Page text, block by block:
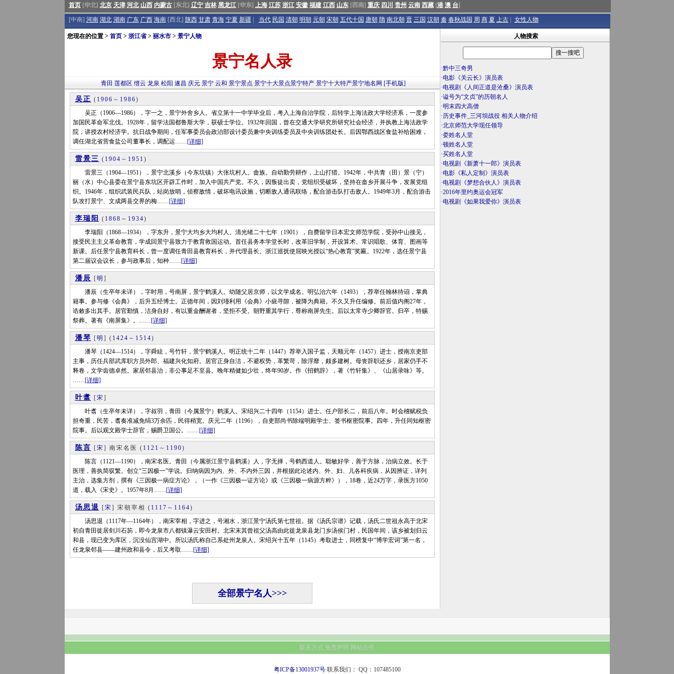
首页[华北] 北京 天津 河北 山西 内蒙古[东北] 辽宁 吉林 黑龙江[华东] 上海 江苏 浙江 安徽 福建 江西 山东[西南] 重庆 四川 贵州 云南 西藏[港 澳 台]
[中南] 河南 湖北 湖南 广东 广西 海南[西北] 陕西 甘肃 青海 宁夏 新疆 当代 民国 清朝 明朝 元朝 宋朝 五代十国 唐朝 隋 南北朝 晋 三国 汉朝 秦 春秋战国 周 商 夏 上古 女性人物
您现在的位置 > 首页> 浙江省> 丽水市> 景宁人物
景宁名人录
青田 莲都区 缙云 龙泉 松阳 遂昌 庆元 景宁 云和 景宁景点 景宁十大景点景宁特产 景宁十大特产景宁地名网 [手机版]
吴正 ( 1906 ～ 1986)
吴正（1906—1986），字一之，景宁外舍乡人。省立第十一中学毕业后，考入上海自治学院，后转学上海法政大学经济系，一度参
加国民革命军北伐。1928年，留学法国都鲁斯大学，获硕士学位。1932年回国，曾在交通大学研究所研究社会经济，并执教上海法政学
院，讲授农村经济学。抗日战争期间，任军事委员会政治部设计委员兼中央训练委员及中央训练团处长。后因鄂西战区食盐补给困难，
调任湖北省营食盐公司董事长，调配运……[详细]
雷景三 ( 1904 ～ 1951 )
雷景三（1904—1951），景宁北溪乡（今东坑镇）大张坑村人。畲族。自幼勤劳耕作，上山打猎。1942年，中共青（田）景（宁）
丽（水）中心县委在景宁县东坑区开辟工作时，加入中国共产党。不久，因叛徒出卖，党组织受破坏，坚持在畲乡开展斗争，发展党组
织。1946年，组织武装民兵队，站岗放哨，侦察敌情，破坏电讯设施，切断敌人通讯联络，配合游击队打击敌人。1949年3月，配合游击
队攻打景宁、文成两县交界的梅……[详细]
李瑞阳 ( 1868 ～ 1934)
李瑞阳（1868—1934），字东升，景宁大均乡大均村人。清光绪二十七年（1901），自费留学日本宏文师范学院，受孙中山接见，
接受民主主义革命教育，学成回景宁县致力于教育救国运动。首任县务本学堂长时，改革旧学制，开设算术、常识唱歌、体育、图画等
新课。后任景宁县教育科长，曾一度调任青田县教育科长，并代理县长。浙江巡抚使屈映光授以“热心教育”奖匾。1922年，选任景宁县
第二届议会议长，参与政事后，知种……[详细]
潘辰 [明 ]
潘辰（生卒年未详），字时用，号南屏，景宁鹤溪人。幼随父居京师，以文学成名。明弘治六年（1493），荐举任翰林待诏，掌典
籍事。参与修《会典》，后升五经博士。正德年间，因刘瑾利用《会典》小疵寻隙，被降为典籍。不久又升任编修。前后值内阁27年，
诰敕多出其手。居官勤慎，洁身自好，有以重金酬谢者，坚拒不受。朝野重其学行，尊称南屏先生。后以太常寺少卿辞官。归卒，特赐
祭葬。著有《南屏集》。……[详细]
潘琴 [明 ] ( 1424 ～ 1514)
潘琴（1424—1514），字舜絃，号竹轩，景宁鹤溪人。明正统十二年（1447）荐举入国子监，天顺元年（1457）进士，授南京吏部
主事，历任兵部武库职方员外郎、福建兴化知府。居官正身自洁，不避权势，革繁苛，除浮靡，颇多建树。母丧辞职还乡，居家仍手不
释卷，文学齿德卓然。家居邻县治，非公事足不至县。晚年精健如少壮，终年90岁。作《招鹤辞》，著《竹轩集》、《山居录咏》等。
……[详细]
叶翥 [宋 ]
叶翥（生卒年未详），字叔羽，青田（今属景宁）鹤溪人。宋绍兴二十四年（1154）进士。任户部长二，前后八年。时会稽赋税负
担奇重，民苦，翥奏准减免绢3万余匹，民得稍宽。庆元二年（1196），自吏部尚书除端明殿学士、签书枢密院事。四年，升任同知枢密
院事。后以观文殿学士辞官，赐爵卫国公。……[详细]
陈言 [宋 ] 南宋名医 ( 1121 ～ 1190)
陈言（1121—1190），南宋名医。青田（今属浙江景宁县鹤溪）人，字无择，号鹤西道人。聪敏好学，善于方脉，治病立效。长于
医理，善执简驭繁。创立“三因极一”学说。归纳病因为内、外、不内外三因，并根据此论述内、外、妇、儿各科疾病，从因辨证，详列
主治，选集方剂，撰有《三因极一病症方论》，（一作《三因极一证方论》或《三因极一病源方粹》），18卷，近24万字，录医方1050
道，载入《宋史》。1957年8月……[详细]
汤思退 [宋 ] 宋朝宰相 ( 1117 ～ 1164)
汤思退（1117年—1164年），南宋宰相，字进之，号湘水，浙江景宁汤氏第七世祖。据《汤氏宗谱》记载，汤氏二世祖永高于北宋
初自青田徙居剑川石笏，即今龙泉市八都镇瀑云安田村。北宋末其曾祖父汤高由此徙龙泉县龙门乡汤侯门村，民国年间，该乡被划归云
和县，现已变为库区，沉没仙宫湖中。所以汤氏称自己系处州龙泉人。宋绍兴十五年（1145）考取进士，同榜复中“博学宏词”第一名，
任龙泉邻县——建州政和县令，后又考取……[详细]
全部景宁名人>>>
人物搜索
·黔中三奇男
·电影《关云长》演员表
·电视剧《人间正道是沧桑》演员表
·谥号为“文贞”的历朝名人
·明末四大高僧
·历史事件_三河坝战役 相关人物介绍
·北京师范大学现任领导
·娄姓名人堂
·顿姓名人堂
·买姓名人堂
·电视剧《新萧十一郎》演员表
·电影《私人定制》演员表
·电视剧《梦想合伙人》演员表
·2016年里约奥运会冠军
·电视剧《如果我爱你》演员表
联系方式 免责声明 网站合作
粤ICP备13001937号 联系我们： QQ：107485100